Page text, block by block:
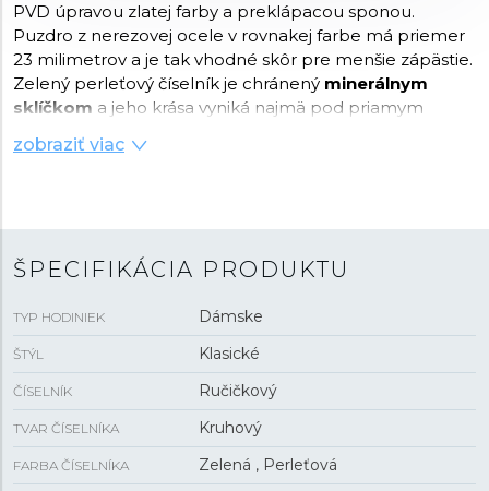
PVD úpravou zlatej farby a preklápacou sponou.
Puzdro z nerezovej ocele v rovnakej farbe má priemer
23 milimetrov a je tak vhodné skôr pre menšie zápästie.
Zelený perleťový číselník je chránený minerálnym
sklíčkom a jeho krása vyniká najmä pod priamym
svetlom, kedy môžeme pozorovať hru farieb perleti.
Pohon hodiniek zaisťuje
zobraziť viac
ŠPECIFIKÁCIA PRODUKTU
TYP HODINIEK Dámske
ŠTÝL Klasické
ČÍSELNÍK Ručičkový
TVAR ČÍSELNÍKA Kruhový
FARBA ČÍSELNÍKA Zelená , Perleťová